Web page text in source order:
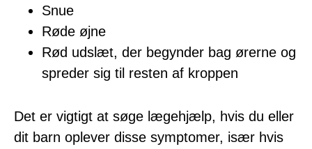
Snue
Røde øjne
Rød udslæt, der begynder bag ørerne og
spreder sig til resten af kroppen
Det er vigtigt at søge lægehjælp, hvis du eller
dit barn oplever disse symptomer, især hvis